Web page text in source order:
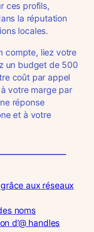
ces profils,
la réputation
locales.
compte, liez votre
un budget de 500
coût par appel
votre marge par
réponse
et à votre
aux réseaux
noms
d’@ handles